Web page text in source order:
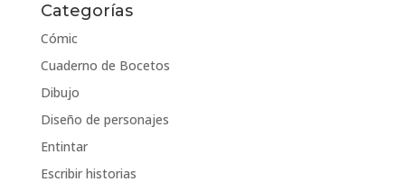
Categorías
Cómic
Cuaderno de Bocetos
Dibujo
Diseño de personajes
Entintar
Escribir historias